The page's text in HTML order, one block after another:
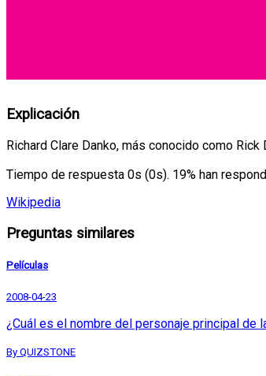
Explicación
Richard Clare Danko, más conocido como
Tiempo de respuesta 0s (0s). 19% han
Wikipedia
Preguntas similares
Películas
2008-04-23
¿Cuál es el nombre del personaje principal de
By QUIZSTONE